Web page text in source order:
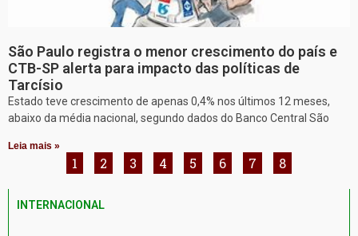
São Paulo registra o menor crescimento do país e
CTB-SP alerta para impacto das políticas de
Tarcísio
Estado teve crescimento de apenas 0,4% nos últimos 12 meses,
abaixo da média nacional, segundo dados do Banco Central São
Leia mais »
1 2 3 4 5 6 7 8
INTERNACIONAL